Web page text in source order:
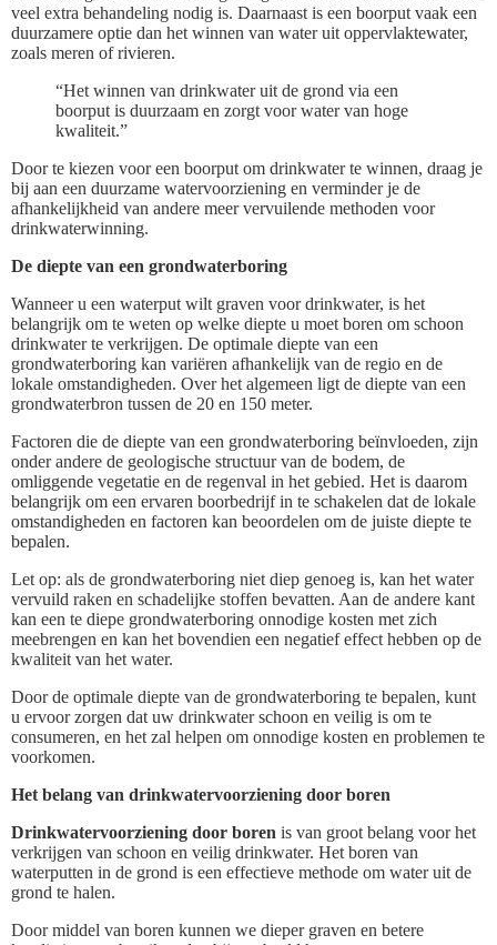
veel extra behandeling nodig is. Daarnaast is een boorput vaak een
duurzamere optie dan het winnen van water uit oppervlaktewater,
zoals meren of rivieren.
“Het winnen van drinkwater uit de grond via een
boorput is duurzaam en zorgt voor water van hoge
kwaliteit.”
Door te kiezen voor een boorput om drinkwater te winnen, draag je
bij aan een duurzame watervoorziening en verminder je de
afhankelijkheid van andere meer vervuilende methoden voor
drinkwaterwinning.
De diepte van een grondwaterboring
Wanneer u een waterput wilt graven voor drinkwater, is het
belangrijk om te weten op welke diepte u moet boren om schoon
drinkwater te verkrijgen. De optimale diepte van een
grondwaterboring kan variëren afhankelijk van de regio en de
lokale omstandigheden. Over het algemeen ligt de diepte van een
grondwaterbron tussen de 20 en 150 meter.
Factoren die de diepte van een grondwaterboring beïnvloeden, zijn
onder andere de geologische structuur van de bodem, de
omliggende vegetatie en de regenval in het gebied. Het is daarom
belangrijk om een ervaren boorbedrijf in te schakelen dat de lokale
omstandigheden en factoren kan beoordelen om de juiste diepte te
bepalen.
Let op: als de grondwaterboring niet diep genoeg is, kan het water
vervuild raken en schadelijke stoffen bevatten. Aan de andere kant
kan een te diepe grondwaterboring onnodige kosten met zich
meebrengen en kan het bovendien een negatief effect hebben op de
kwaliteit van het water.
Door de optimale diepte van de grondwaterboring te bepalen, kunt
u ervoor zorgen dat uw drinkwater schoon en veilig is om te
consumeren, en het zal helpen om onnodige kosten en problemen te
voorkomen.
Het belang van drinkwatervoorziening door boren
Drinkwatervoorziening door boren is van groot belang voor het
verkrijgen van schoon en veilig drinkwater. Het boren van
waterputten in de grond is een effectieve methode om water uit de
grond te halen.
Door middel van boren kunnen we dieper graven en betere